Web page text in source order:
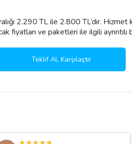
2.290 TL ile 2.800 TL’dir.
fiyatları ve paketleri ile ilgili ayrıntılı
Teklif Al, Karşılaştır